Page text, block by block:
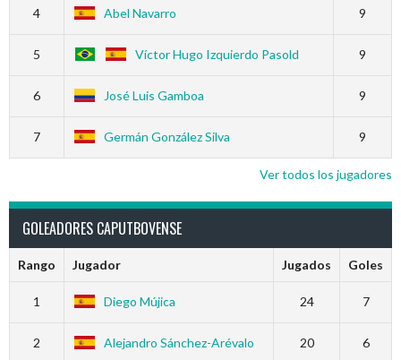
4 Abel Navarro 9
5 Víctor Hugo Izquierdo Pasold 9
6 José Luis Gamboa 9
7 Germán González Silva 9
Ver todos los jugadores
GOLEADORES CAPUTBOVENSE
Rango Jugador Jugados Goles
1 Diego Mújica 24 7
2
Alejandro Sánchez-Arévalo
20 6